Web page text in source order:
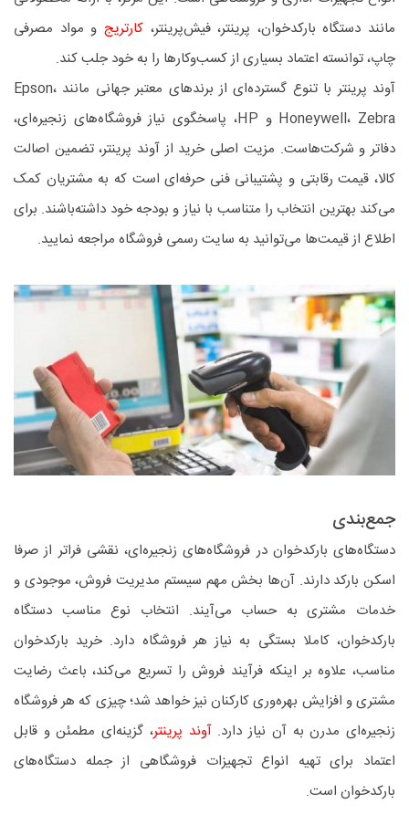
مانند دستگاه بارکدخوان، پرینتر، فیش‌پرینتر،کارتریج و مواد مصرفی
چاپ، توانسته اعتماد بسیاری از کسب‌وکارها را به خود جلب کند.
آوند پرینتر با تنوع گسترده‌ای از برندهای معتبر جهانی مانند Epson،
Honeywell، Zebra و HP، پاسخگوی نیاز فروشگاه‌های زنجیره‌ای،
دفاتر و شرکت‌هاست. مزیت اصلی خرید از آوند پرینتر، تضمین اصالت
کالا، قیمت رقابتی و پشتیبانی فنی حرفه‌ای است که به مشتریان کمک
می‌کند بهترین انتخاب را متناسب با نیاز و بودجه خود داشته‌باشند. برای
اطلاع از قیمت‌ها می‌توانید به سایت رسمی فروشگاه مراجعه نمایید.
جمع‌بندی
دستگاه‌های بارکدخوان در فروشگاه‌های زنجیره‌ای، نقشی فراتر از صرفا
اسکن بارکد دارند. آن‌ها بخش مهم سیستم مدیریت فروش، موجودی و
خدمات مشتری به حساب می‌آیند. انتخاب نوع مناسب دستگاه
بارکدخوان، کاملا بستگی به نیاز هر فروشگاه دارد. خرید بارکدخوان
مناسب، علاوه بر اینکه فرآیند فروش را تسریع می‌کند، باعث رضایت
مشتری و افزایش بهره‌وری کارکنان نیز خواهد شد؛ چیزی که هر فروشگاه
زنجیره‌ای مدرن به آن نیاز دارد.آوند پرینتر، گزینه‌ای مطمئن و قابل
اعتماد برای تهیه انواع تجهیزات فروشگاهی از جمله دستگاه‌های
بارکدخوان است.